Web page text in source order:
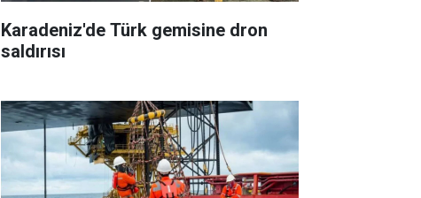
Karadeniz'de Türk gemisine dron
saldırısı